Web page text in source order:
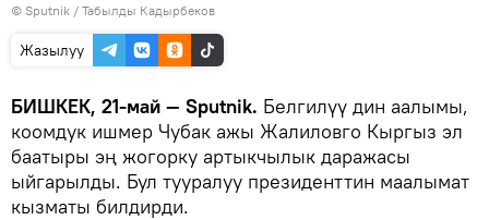
© Sputnik / Табылды Кадырбеков
Жазылуу
БИШКЕК, 21-май — Sputnik. Белгилүү дин аалымы,
коомдук ишмер Чубак ажы Жалиловго Кыргыз эл
баатыры эң жогорку артыкчылык даражасы
ыйгарылды. Бул тууралуу президенттин маалымат
кызматы билдирди.